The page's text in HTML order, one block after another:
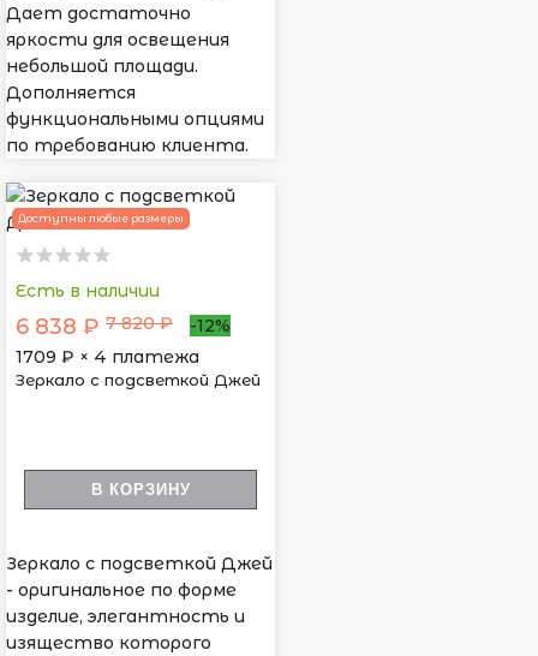
Дает достаточно
яркости для освещения
небольшой площади.
Дополняется
функциональными опциями
по требованию клиента.
Доступны любые размеры
Есть в наличии
6 838 ₽ 7 820 ₽
-12%
1709 ₽ × 4 платежа
Зеркало с подсветкой Джей
В КОРЗИНУ
Зеркало с подсветкой Джей
- оригинальное по форме
изделие, элегантность и
изящество которого